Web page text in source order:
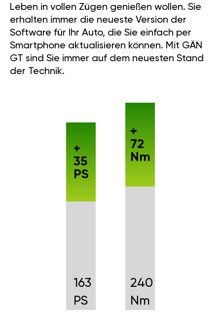
Leben in vollen Zügen genießen wollen. Sie
erhalten immer die neueste Version der
Software für Ihr Auto, die Sie einfach per
Smartphone aktualisieren können. Mit GÄN
GT sind Sie immer auf dem neuesten Stand
der Technik.
163
PS
+
35
PS
240
Nm
+
72
Nm